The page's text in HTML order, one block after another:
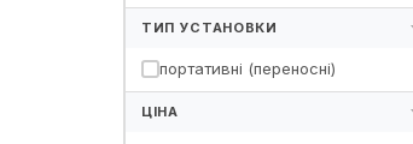
ТИП УСТАНОВКИ
портативні (переносні)
ЦІНА